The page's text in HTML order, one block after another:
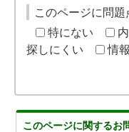
このページに問
特にない
探しにくい
情
このページに関するお